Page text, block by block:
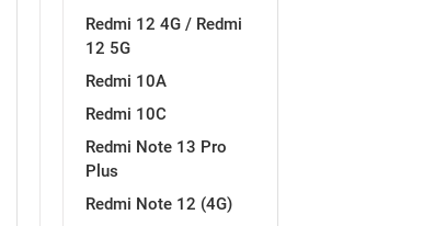
Redmi 12 4G / Redmi
12 5G
Redmi 10A
Redmi 10C
Redmi Note 13 Pro
Plus
Redmi Note 12 (4G)